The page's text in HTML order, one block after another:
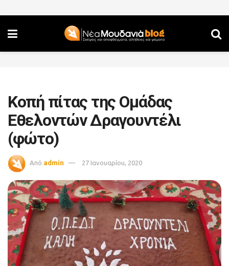
Κοπή πίτας της Ομάδας
Εθελοντών Δραγουντέλι
(φώτο)
Από admin 27 Ιανουαρίου, 2020